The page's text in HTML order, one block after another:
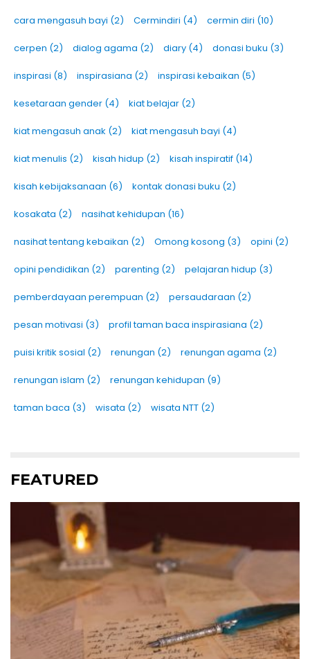
cara mengasuh bayi (2) Cermindiri (4) cermin diri (10)
cerpen (2) dialog agama (2) diary (4) donasi buku (3)
inspirasi (8) inspirasiana (2) inspirasi kebaikan (5)
kesetaraan gender (4) kiat belajar (2)
kiat mengasuh anak (2) kiat mengasuh bayi (4)
kiat menulis (2) kisah hidup (2) kisah inspiratif (14)
kisah kebijaksanaan (6) kontak donasi buku (2)
kosakata (2) nasihat kehidupan (16)
nasihat tentang kebaikan (2) Omong kosong (3) opini (2)
opini pendidikan (2) parenting (2) pelajaran hidup (3)
pemberdayaan perempuan (2) persaudaraan (2)
pesan motivasi (3) profil taman baca inspirasiana (2)
puisi kritik sosial (2) renungan (2) renungan agama (2)
renungan islam (2) renungan kehidupan (9)
taman baca (3) wisata (2) wisata NTT (2)
FEATURED